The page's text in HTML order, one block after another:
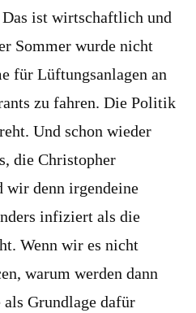
Das ist wirtschaftlich und
Sommer wurde nicht
für Lüftungsanlagen an
zu fahren. Die Politik
Und schon wieder
die Christopher
wir denn irgendeine
infiziert als die
Wenn wir es nicht
warum werden dann
Grundlage dafür